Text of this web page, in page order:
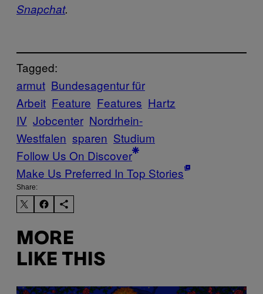
Snapchat.
Tagged:
armut Bundesagentur für
Arbeit Feature Features Hartz
IV Jobcenter Nordrhein-
Westfalen sparen Studium
Follow Us On Discover
Make Us Preferred In Top Stories
Share:
MORE
LIKE THIS